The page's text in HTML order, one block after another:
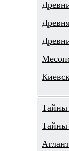
Тайны
Тайны